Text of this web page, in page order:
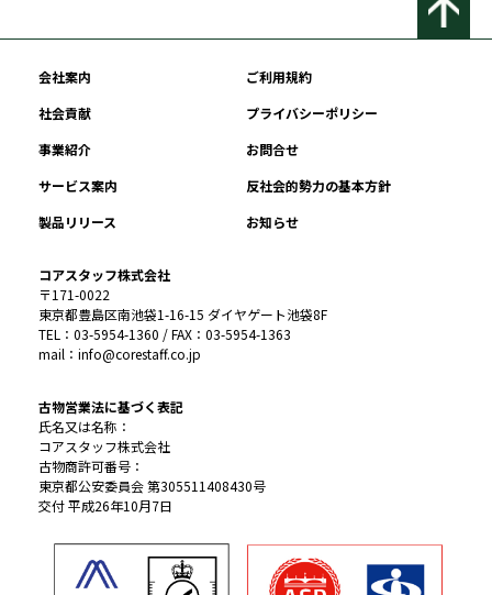
会社案内
ご利用規約
社会貢献
プライバシーポリシー
事業紹介
お問合せ
サービス案内
反社会的勢力の基本方針
製品リリース
お知らせ
コアスタッフ株式会社
〒171-0022
東京都豊島区南池袋1-16-15 ダイヤゲート池袋8F
TEL：03-5954-1360 / FAX：03-5954-1363
mail：info@corestaff.co.jp
古物営業法に基づく表記
氏名又は名称：
コアスタッフ株式会社
古物商許可番号：
東京都公安委員会 第305511408430号
交付 平成26年10月7日